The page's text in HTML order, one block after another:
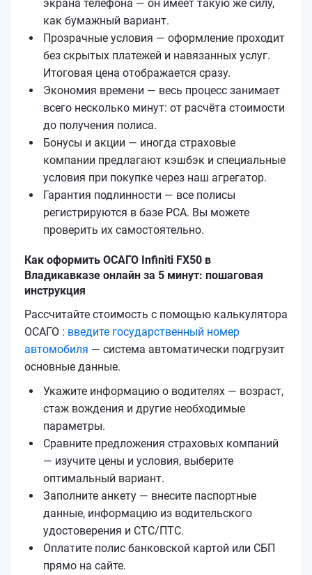
экрана телефона — он имеет такую же силу,
как бумажный вариант.
Прозрачные условия — оформление проходит
без скрытых платежей и навязанных услуг.
Итоговая цена отображается сразу.
Экономия времени — весь процесс занимает
всего несколько минут: от расчёта стоимости
до получения полиса.
Бонусы и акции — иногда страховые
компании предлагают кэшбэк и специальные
условия при покупке через наш агрегатор.
Гарантия подлинности — все полисы
регистрируются в базе РСА. Вы можете
проверить их самостоятельно.
Как оформить ОСАГО Infiniti FX50 в
Владикавказе онлайн за 5 минут: пошаговая
инструкция
Рассчитайте стоимость с помощью калькулятора
ОСАГО : введите государственный номер
автомобиля — система автоматически подгрузит
основные данные.
Укажите информацию о водителях — возраст,
стаж вождения и другие необходимые
параметры.
Сравните предложения страховых компаний
— изучите цены и условия, выберите
оптимальный вариант.
Заполните анкету — внесите паспортные
данные, информацию из водительского
удостоверения и СТС/ПТС.
Оплатите полис банковской картой или СБП
прямо на сайте.